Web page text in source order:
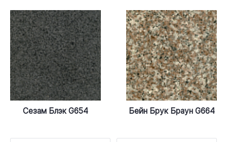
Сезам Блэк G654 Бейн Брук Браун G664